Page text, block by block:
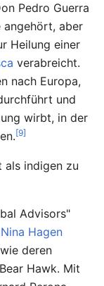
Pedro Guerra
angehört, aber
Heilung einer
verabreicht.
nach Europa,
und
wirbt, in der
[9]
als indigen zu
Advisors"
Nina Hagen
deren
Hawk. Mit